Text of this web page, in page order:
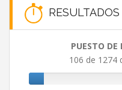
PUESTO DE
106 de 1274